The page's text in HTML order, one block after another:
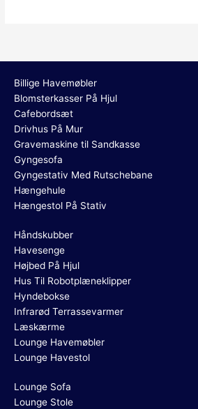
Billige Havemøbler
Blomsterkasser På Hjul
Cafebordsæt
Drivhus På Mur
Gravemaskine til Sandkasse
Gyngesofa
Gyngestativ Med Rutschebane
Hængehule
Hængestol På Stativ
Håndskubber
Havesenge
Højbed På Hjul
Hus Til Robotplæneklipper
Hyndebokse
Infrarød Terrassevarmer
Læskærme
Lounge Havemøbler
Lounge Havestol
Lounge Sofa
Lounge Stole